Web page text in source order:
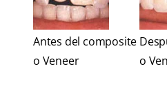
Antes del composite
o Veneer
o